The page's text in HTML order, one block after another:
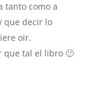
tanto como a
que decir lo
oir.
que tal el libro 🙂